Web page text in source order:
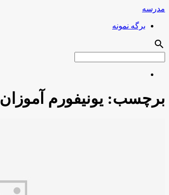
مدرسه
برگه نمونه
search
برچسب: یونیفورم آموزان